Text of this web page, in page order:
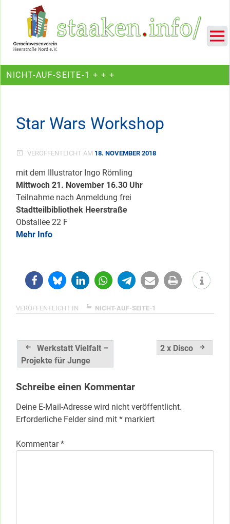
Ein Projekt des Gemeinwesenvereins Heerstraße Nord
NICHT-AUF-SEITE-1 + + +
Star Wars Workshop
VERÖFFENTLICHT AM 18. NOVEMBER 2018
mit dem Illustrator Ingo Römling
Mittwoch 21. November 16.30 Uhr
Teilnahme nach Anmeldung frei
Stadtteilbibliothek Heerstraße
Obstallee 22 F
Mehr Info
VERÖFFENTLICHT IN NICHT-AUF-SEITE-1
Beitragsnavigation
Werkstatt Vielfalt –
Projekte für Junge
2 x Disco
Schreibe einen Kommentar
Deine E-Mail-Adresse wird nicht veröffentlicht.
Erforderliche Felder sind mit * markiert
Kommentar*